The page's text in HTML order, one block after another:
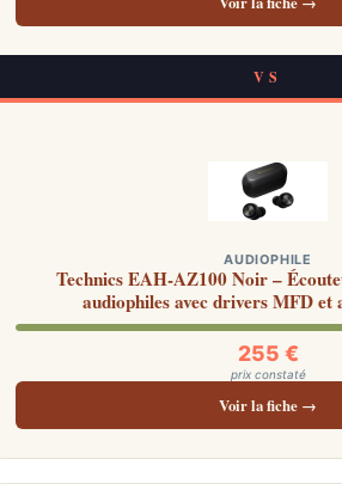
VS
AUDIOPHILE
Technics EAH-AZ100 Noir –
audiophiles avec drivers MFD et
255 €
prix constaté
Voir la fiche →